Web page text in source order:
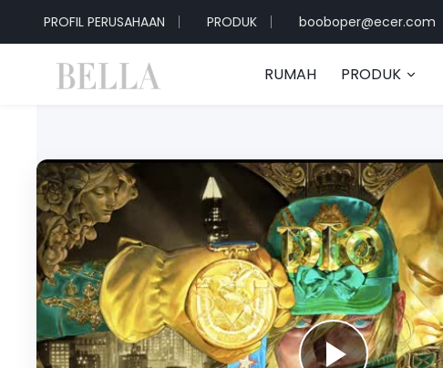
PROFIL PERUSAHAAN PRODUK booboper@ecer.com
RUMAH PRODUK